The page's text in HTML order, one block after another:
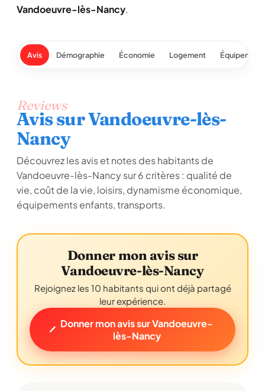
Vandoeuvre-lès-Nancy.
Avis Démographie Économie Logement
Reviews
Avis sur Vandoeuvre-lès-
Nancy
Découvrez les avis et notes des habitants de
Vandoeuvre-lès-Nancy sur 6 critères : qualité de
vie, coût de la vie, loisirs, dynamisme économique,
équipements enfants, transports.
Donner mon avis sur
Vandoeuvre-lès-Nancy
Rejoignez les 10 habitants qui ont déjà partagé
leur expérience.
Donner mon avis sur Vandoeuvre-
lès-Nancy